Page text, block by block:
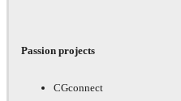
Passion projects
CGconnect